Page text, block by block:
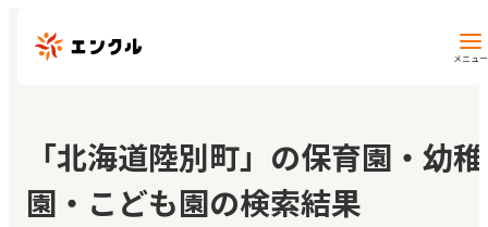
メニュー
保育園・幼稚園を探す
地図から探す
「北海道陸別町」の保育園・幼稚
園・こども園の検索結果